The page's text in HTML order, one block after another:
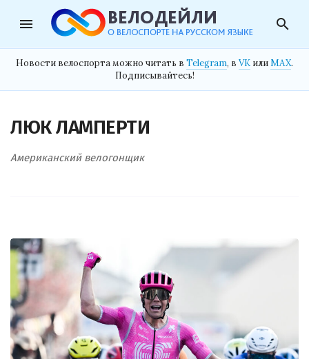
menu search
Новости велоспорта можно читать в Telegram, в VK илиMAX.
Подписывайтесь!
ЛЮК ЛАМПЕРТИ
Американский велогонщик